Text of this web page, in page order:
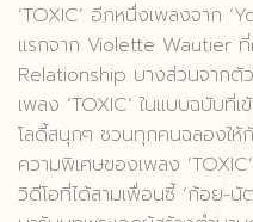
‘TOXIC’ อีกหนึ่งเพลงจาก
แรกจาก Violette Wautier
Relationship บางส่วนจากตั
เพลง ‘TOXIC’ ในแบบฉบับที่
โลดี้สนุกๆ ชวนทุกคนฉลองใ
ความพิเศษของเพลง
วิดีโอที่ได้สามเพื่อนซี้ ‘ก้อย-